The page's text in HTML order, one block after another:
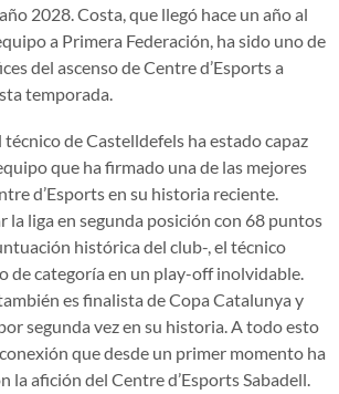
2028. Costa, que llegó hace un año al
a Primera Federación, ha sido uno de
del ascenso de Centre d’Esports a
temporada.
técnico de Castelldefels ha estado capaz
que ha firmado una de las mejores
d’Esports en su historia reciente.
la liga en segunda posición con 68 puntos
histórica del club-, el técnico
de categoría en un play-off inolvidable.
es finalista de Copa Catalunya y
segunda vez en su historia. A todo esto
que desde un primer momento ha
la afición del Centre d’Esports Sabadell.